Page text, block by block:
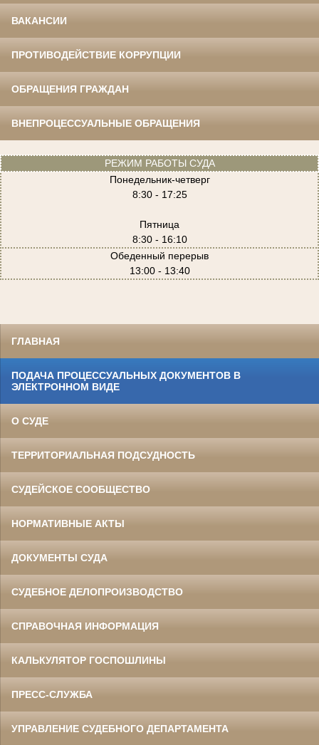
ВАКАНСИИ
ПРОТИВОДЕЙСТВИЕ КОРРУПЦИИ
ОБРАЩЕНИЯ ГРАЖДАН
ВНЕПРОЦЕССУАЛЬНЫЕ ОБРАЩЕНИЯ
РЕЖИМ РАБОТЫ СУДА
Понедельник-четверг
8:30 - 17:25
Пятница
8:30 - 16:10
Обеденный перерыв
13:00 - 13:40
ГЛАВНАЯ
ПОДАЧА ПРОЦЕССУАЛЬНЫХ ДОКУМЕНТОВ В
ЭЛЕКТРОННОМ ВИДЕ
О СУДЕ
ТЕРРИТОРИАЛЬНАЯ ПОДСУДНОСТЬ
СУДЕЙСКОЕ СООБЩЕСТВО
НОРМАТИВНЫЕ АКТЫ
ДОКУМЕНТЫ СУДА
СУДЕБНОЕ ДЕЛОПРОИЗВОДСТВО
СПРАВОЧНАЯ ИНФОРМАЦИЯ
КАЛЬКУЛЯТОР ГОСПОШЛИНЫ
ПРЕСС-СЛУЖБА
УПРАВЛЕНИЕ СУДЕБНОГО ДЕПАРТАМЕНТА